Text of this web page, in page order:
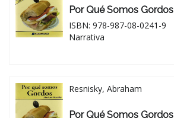
Por Qué Somos Gordos
ISBN: 978-987-08-0241-9
Narrativa
Resnisky, Abraham
Por Qué Somos Gordos